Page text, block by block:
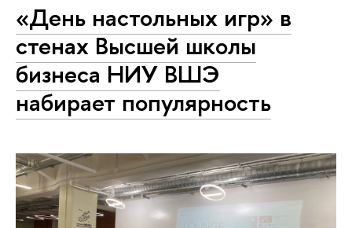
«День настольных игр» в
стенах Высшей школы
бизнеса НИУ ВШЭ
набирает популярность